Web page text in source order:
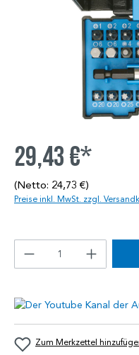
29,43 €*
(Netto: 24,73 €)
Preise inkl. MwSt. zzgl.
Zum Merkzettel